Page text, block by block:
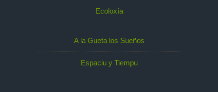
Ecoloxía
A la Gueta los Sueños
Espaciu y Tiempu